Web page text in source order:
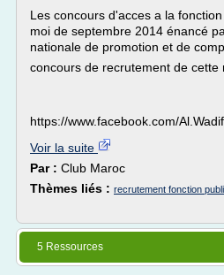
Les concours d'acces a la
moi de septembre 2014 énancé
nationale de promotion et de
concours de recrutement de cette
https://www.facebook.com/
Voir la suite
Par : Club Maroc
Thèmes liés : recrutement fonction
5 Ressources